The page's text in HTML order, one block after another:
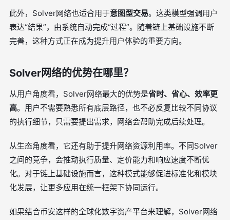
此外，Solver网络也适合用于意图型交易。这类模型强调用户
表达“结果”，由系统自动完成“过程”。随着链上基础设施不断
完善，这种方式正在成为提升用户体验的重要方向。
Solver网络的优势在哪里？
从用户角度看，Solver网络最大的优势是省时、省心、效率更
高。用户不需要熟悉所有底层路径，也不必反复比较不同协议
的执行细节，只需要提出需求，网络会帮助完成后续处理。
从生态角度看，它还有助于提升网络资源利用率。不同Solver
之间的竞争，会推动执行质量、定价能力和响应速度不断优
化。对于链上基础设施而言，这种模式能够促进标准化和模块
化发展，让更多应用在统一框架下协同运行。
如果结合币安这样的全球化数字资产平台来理解，Solver网络